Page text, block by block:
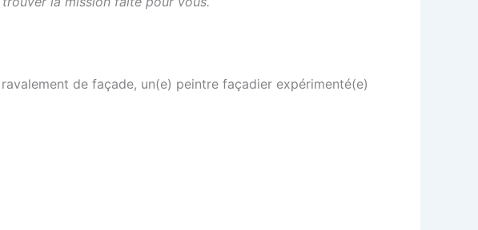
de façade, un(e) peintre façadier expérimenté(e)